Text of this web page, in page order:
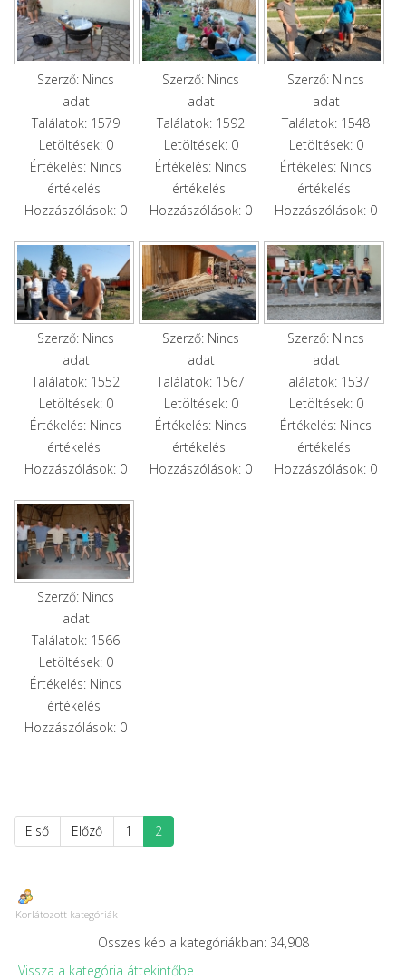
Szerző: Nincs
adat
Találatok: 1579
Letöltések: 0
Értékelés: Nincs
értékelés
Hozzászólások: 0
Szerző: Nincs
adat
Találatok: 1592
Letöltések: 0
Értékelés: Nincs
értékelés
Hozzászólások: 0
Szerző: Nincs
adat
Találatok: 1548
Letöltések: 0
Értékelés: Nincs
értékelés
Hozzászólások: 0
Szerző: Nincs
adat
Találatok: 1552
Letöltések: 0
Értékelés: Nincs
értékelés
Hozzászólások: 0
Szerző: Nincs
adat
Találatok: 1567
Letöltések: 0
Értékelés: Nincs
értékelés
Hozzászólások: 0
Szerző: Nincs
adat
Találatok: 1537
Letöltések: 0
Értékelés: Nincs
értékelés
Hozzászólások: 0
Szerző: Nincs
adat
Találatok: 1566
Letöltések: 0
Értékelés: Nincs
értékelés
Hozzászólások: 0
Első Előző 1 2
Korlátozott kategóriák
Összes kép a kategóriákban: 34,908
Vissza a kategória áttekintőbe